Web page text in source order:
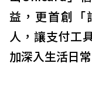
益，更首創「
人，讓支付工
加深入生活日常